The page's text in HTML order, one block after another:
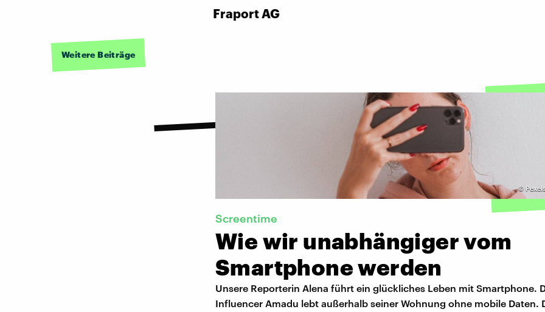
Fraport AG
Weitere Beiträge
©
Screentime
Wie wir unabhängiger vom
Smartphone werden
Unsere Reporterin Alena führt ein glückliches Leben mit Smartphone.
Influencer Amadu lebt außerhalb seiner Wohnung ohne mobile Daten.